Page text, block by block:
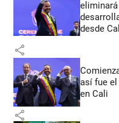
desde
share
así fue
en Cali
share